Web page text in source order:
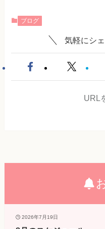
ブログ
気軽にシ
URL
2026年7月19日